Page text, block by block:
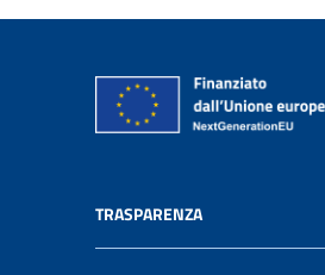
TRASPARENZA